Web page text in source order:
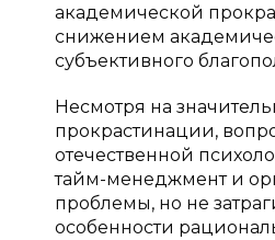
академической
снижением
субъективного
Несмотря на
прокрастинации,
отечественной
тайм-менеджмент и
проблемы, но не
особенности